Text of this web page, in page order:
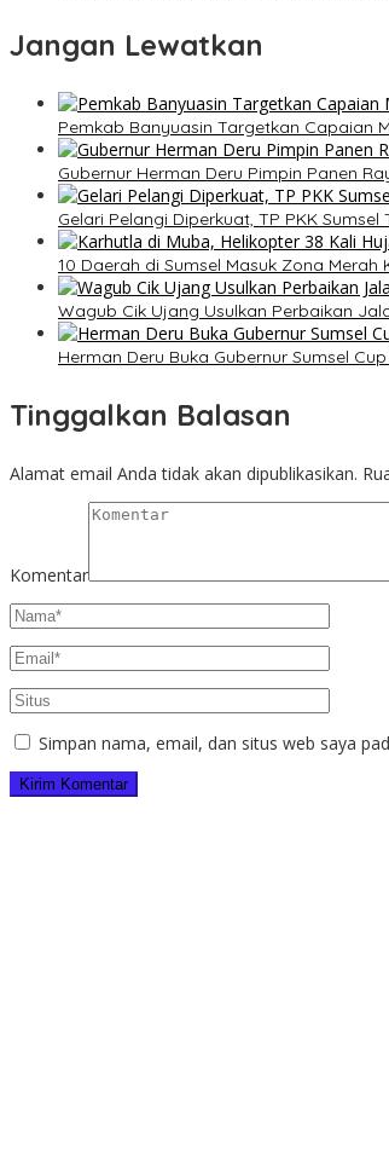
Jangan Lewatkan
Pemkab Banyuasin Targetkan Capaian
Gubernur Herman Deru Pimpin Panen
Gelari Pelangi Diperkuat, TP PKK
10 Daerah di Sumsel Masuk Zona
Wagub Cik Ujang Usulkan Perbaikan
Herman Deru Buka Gubernur Sumsel
Tinggalkan Balasan
Alamat email Anda tidak akan dipublikasikan.
Komentar
Simpan nama, email, dan situs web saya